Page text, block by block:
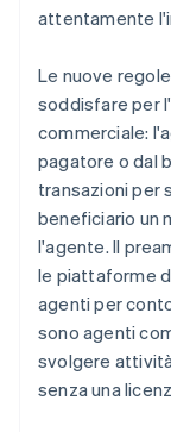
attentamente
Le nuove
soddisfare per
commerciale:
pagatore o dal
transazioni per
beneficiario un
l'agente. Il
le piattaforme
agenti per
sono agenti
svolgere
senza una